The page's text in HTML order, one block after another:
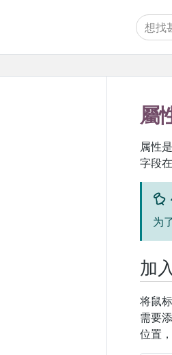
屬
属性
字段
为
加
将鼠
需要
位置